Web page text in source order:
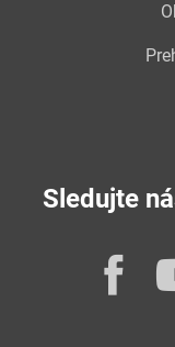
Sledujte